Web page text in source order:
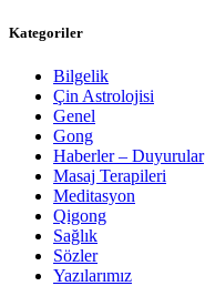
Kategoriler
Bilgelik
Çin Astrolojisi
Genel
Gong
Haberler – Duyurular
Masaj Terapileri
Meditasyon
Qigong
Sağlık
Sözler
Yazılarımız